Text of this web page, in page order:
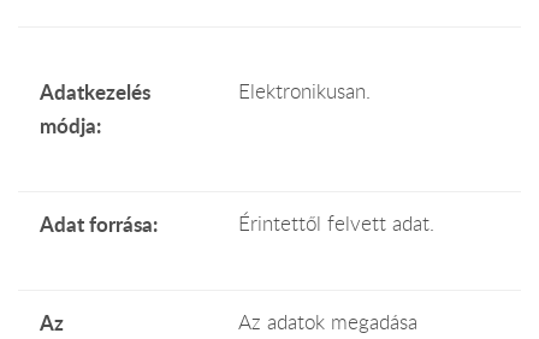
Adatkezelés
módja:
Elektronikusan.
Adat forrása: Érintettől felvett adat.
Az
Az adatok megadása